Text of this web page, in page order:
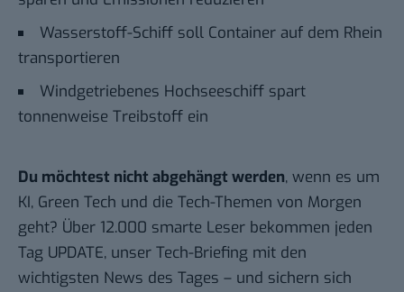
Wasserstoff-Schiff soll Container auf dem Rhein
transportieren
Windgetriebenes Hochseeschiff spart
tonnenweise Treibstoff ein
Du möchtest nicht abgehängt werden, wenn es um
KI, Green Tech und die Tech-Themen von Morgen
geht? Über 12.000 smarte Leser bekommen jeden
Tag UPDATE, unser Tech-Briefing mit den
wichtigsten News des Tages – und sichern sich